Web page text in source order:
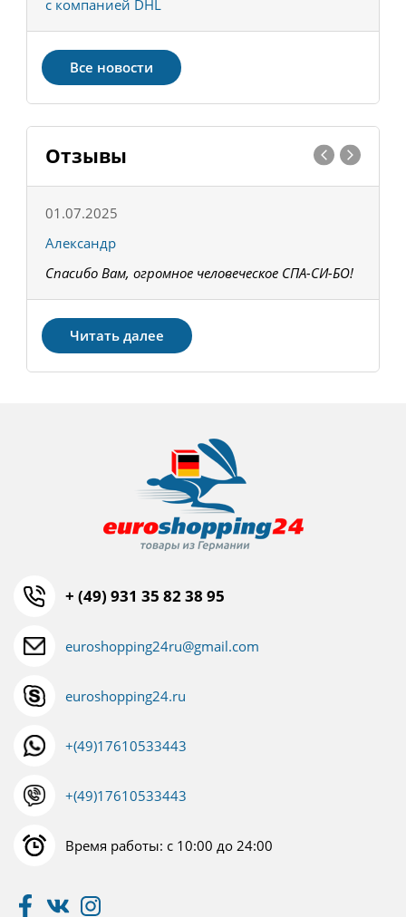
с компанией DHL
Все новости
Отзывы
01.07.2025
Александр
Спасибо Вам, огромное человеческое СПА-СИ-БО!
Читать далее
+ (49) 931 35 82 38 95
euroshopping24ru@gmail.com
euroshopping24.ru
+(49)17610533443
+(49)17610533443
Время работы: с 10:00 до 24:00